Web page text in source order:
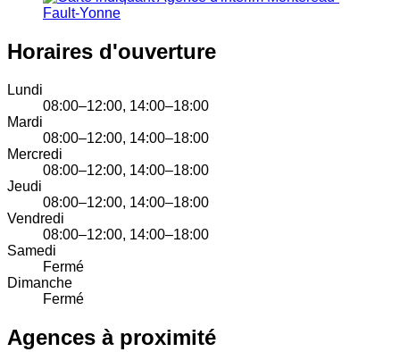
Horaires d'ouverture
Lundi
08:00–12:00, 14:00–18:00
Mardi
08:00–12:00, 14:00–18:00
Mercredi
08:00–12:00, 14:00–18:00
Jeudi
08:00–12:00, 14:00–18:00
Vendredi
08:00–12:00, 14:00–18:00
Samedi
Fermé
Dimanche
Fermé
Agences à proximité